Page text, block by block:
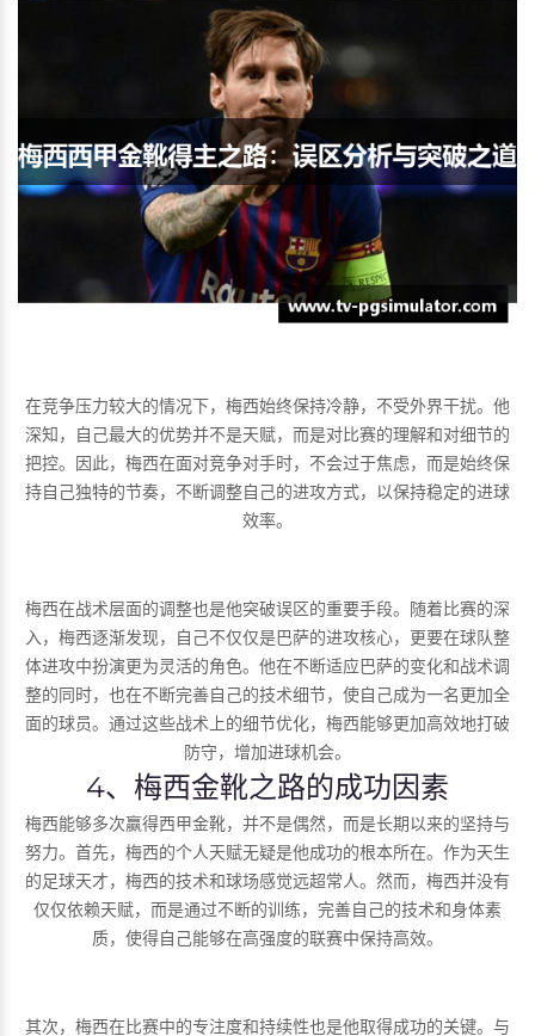
在竞争压力较大的情况下，梅西始终保持冷静，不受外界干扰。他
深知，自己最大的优势并不是天赋，而是对比赛的理解和对细节的
把控。因此，梅西在面对竞争对手时，不会过于焦虑，而是始终保
持自己独特的节奏，不断调整自己的进攻方式，以保持稳定的进球
效率。
梅西在战术层面的调整也是他突破误区的重要手段。随着比赛的深
入，梅西逐渐发现，自己不仅仅是巴萨的进攻核心，更要在球队整
体进攻中扮演更为灵活的角色。他在不断适应巴萨的变化和战术调
整的同时，也在不断完善自己的技术细节，使自己成为一名更加全
面的球员。通过这些战术上的细节优化，梅西能够更加高效地打破
防守，增加进球机会。
4、梅西金靴之路的成功因素
梅西能够多次赢得西甲金靴，并不是偶然，而是长期以来的坚持与
努力。首先，梅西的个人天赋无疑是他成功的根本所在。作为天生
的足球天才，梅西的技术和球场感觉远超常人。然而，梅西并没有
仅仅依赖天赋，而是通过不断的训练，完善自己的技术和身体素
质，使得自己能够在高强度的联赛中保持高效。
其次，梅西在比赛中的专注度和持续性也是他取得成功的关键。与